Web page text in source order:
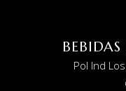
BEBIDAS
Pol Ind